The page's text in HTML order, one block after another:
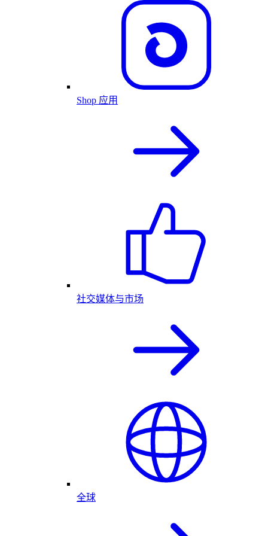
Shop 应用
社交媒体与市场
全球